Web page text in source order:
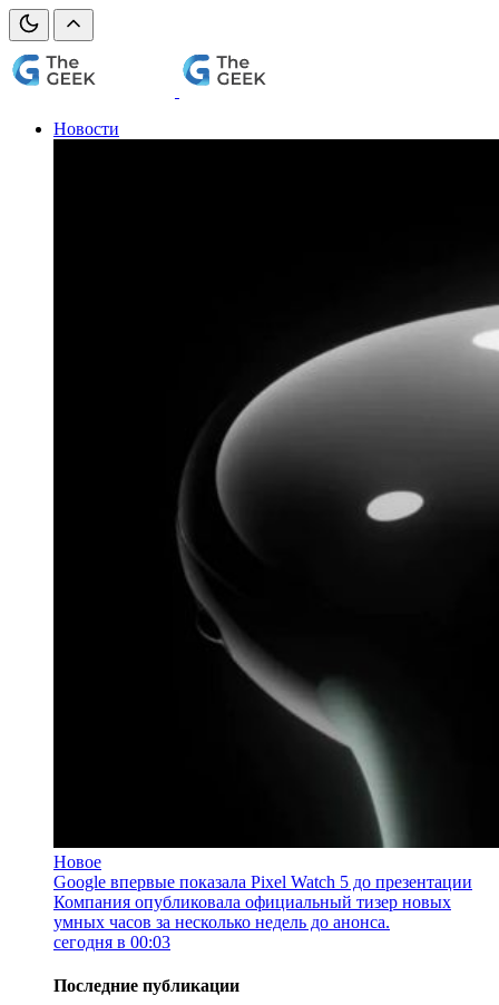
Новости
Новое
Google впервые показала Pixel Watch 5 до презентации
Компания опубликовала официальный тизер новых
умных часов за несколько недель до анонса.
сегодня в 00:03
Последние публикации